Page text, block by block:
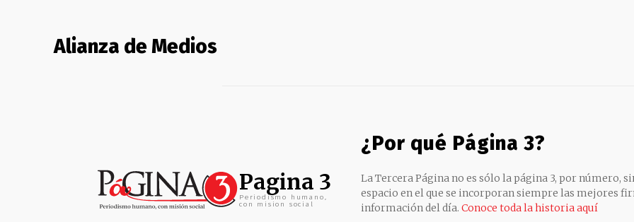
Alianza de Medios
Pagina 3
Periodismo humano,
con mision social
¿Por qué Página 3?
La Tercera Página no es sólo la página 3, por número,
espacio en el que se incorporan siempre las mejores
información del día. Conoce toda la historia aquí